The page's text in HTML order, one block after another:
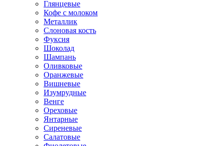
Глянцевые
Кофе с молоком
Металлик
Слоновая кость
Фуксия
Шоколад
Шампань
Оливковые
Оранжевые
Вишневые
Изумрудные
Венге
Ореховые
Янтарные
Сиреневые
Салатовые